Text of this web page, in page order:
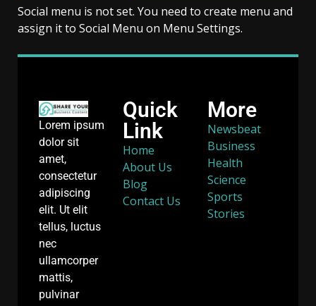
Social menu is not set. You need to create menu and
assign it to Social Menu on Menu Settings.
Lorem ipsum
dolor sit
amet,
consectetur
adipiscing
elit. Ut elit
tellus, luctus
nec
ullamcorper
mattis,
pulvinar
Quick
Link
Home
About Us
Blog
Contact Us
More
Newsbeat
Business
Health
Science
Sports
Stories